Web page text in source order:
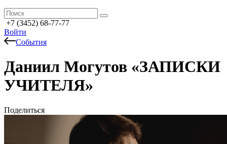
+7 (3452) 68-77-77
Войти
События
Даниил Могутов «ЗАПИСКИ
УЧИТЕЛЯ»
Поделиться